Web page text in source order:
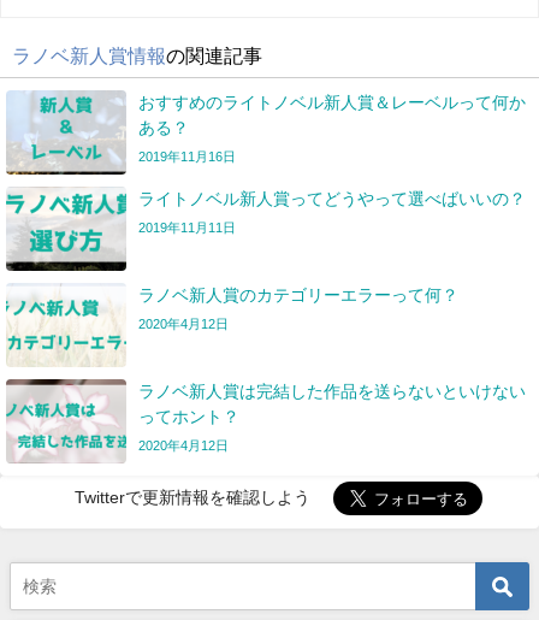
ラノベ新人賞情報の関連記事
おすすめのライトノベル新人賞＆レーベルって何か
ある？
2019年11月16日
ライトノベル新人賞ってどうやって選べばいいの？
2019年11月11日
ラノベ新人賞のカテゴリーエラーって何？
2020年4月12日
ラノベ新人賞は完結した作品を送らないといけない
ってホント？
2020年4月12日
Twitterで更新情報を確認しよう